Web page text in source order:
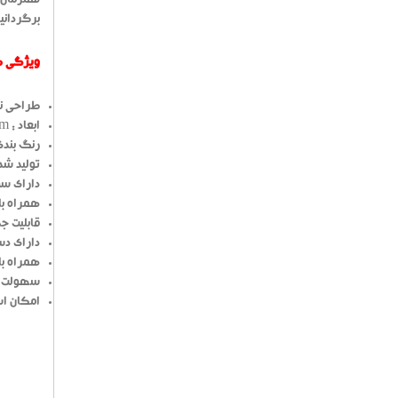
ویژگی های جا
طراحی
ابعاد : 11.5cm * 10cm * 14cm
رنگ
تولید
دارای
همراه
قابلیت
دارای
همراه
امکان